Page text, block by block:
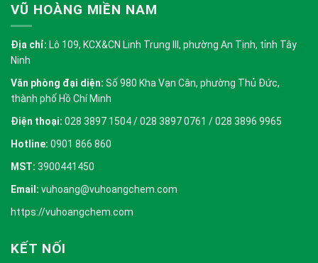
VŨ HOÀNG MIỀN NAM
Địa chỉ: Lô 109, KCX&CN Linh Trung III, phường An Tịnh, tỉnh Tây
Ninh
Văn phòng đại diện: Số 980 Kha Vạn Cân, phường Thủ Đức,
thành phố Hồ Chí Minh
Điện thoại: 028 3897 1504 / 028 3897 0761 / 028 3896 9965
Hotline: 0901 866 860
MST: 3900441450
Email: vuhoang@vuhoangchem.com
https://vuhoangchem.com
KẾT NỐI